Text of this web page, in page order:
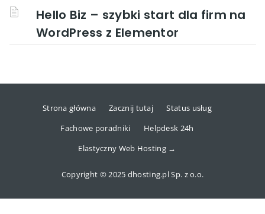
Hello Biz – szybki start dla firm na
WordPress z Elementor
Strona główna Zacznij tutaj
Status usług
Fachowe poradniki
Helpdesk 24h
Elastyczny Web Hosting →
Copyright © 2025 dhosting.pl Sp. z o.o.